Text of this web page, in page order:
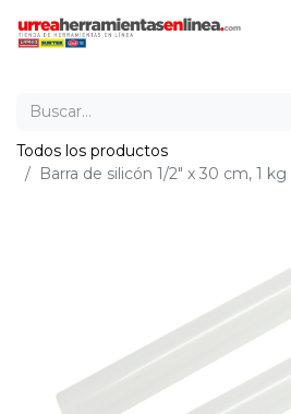
Todos los productos
Barra de silicón 1/2" x 30 cm, 1